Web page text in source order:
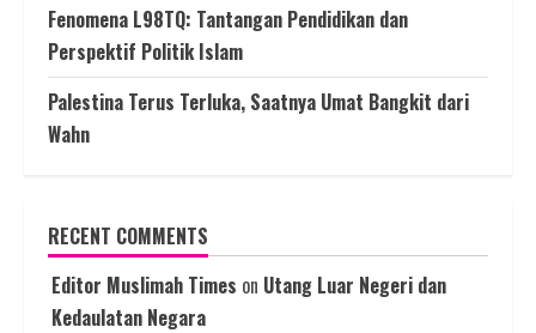
Fenomena L98TQ: Tantangan Pendidikan dan
Perspektif Politik Islam
Palestina Terus Terluka, Saatnya Umat Bangkit dari
Wahn
RECENT COMMENTS
Editor Muslimah Times on Utang Luar Negeri dan
Kedaulatan Negara